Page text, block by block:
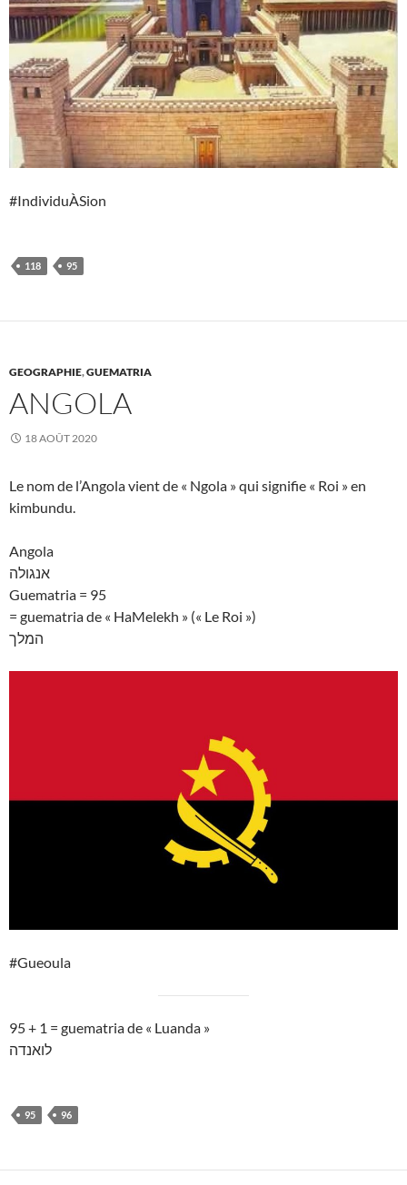
#IndividuÀSion
118 95
GEOGRAPHIE,GUEMATRIA
ANGOLA
18 AOÛT 2020
Le nom de l’Angola vient de « Ngola » qui signifie « Roi » en
kimbundu.
Angola
אנגולה
Guematria = 95
= guematria de « HaMelekh » (« Le Roi »)
המלך
#Gueoula
95 + 1 = guematria de « Luanda »
לואנדה
95 96